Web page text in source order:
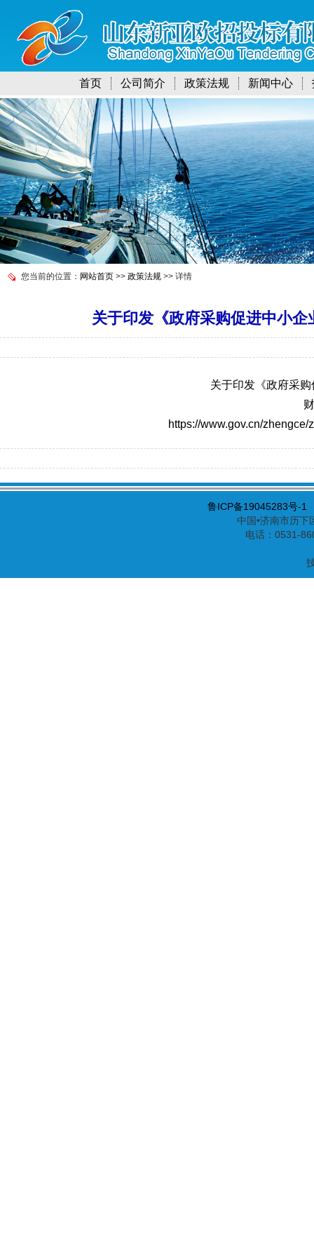
首页 公司简介 政策法规 新闻中心
您当前的位置： 网站首页 >> 政策法规 >> 详情
关于印发《政府采购促进中小
关于印发《政府采
https://www.gov.cn/
鲁ICP备19045283号-1
中国•济南市历
电话：0531-